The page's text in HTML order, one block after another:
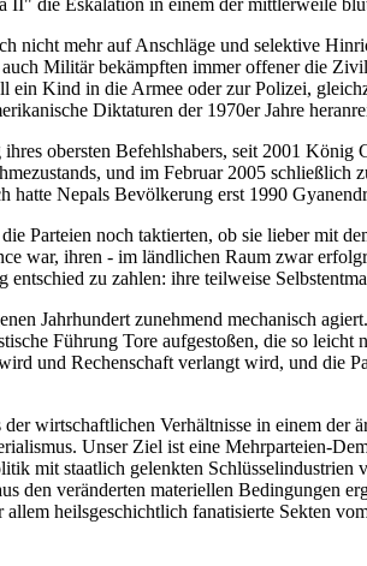
die Eskalation in einem der mittlerweile
nicht mehr auf Anschläge und selektive
Militär bekämpften immer offener die
ein Kind in die Armee oder zur Polizei,
Diktaturen der 1970er Jahre
obersten Befehlshabers, seit 2001
und im Februar 2005
Nepals Bevölkerung erst 1990
Parteien noch taktierten, ob sie lieber mit
war, ihren - im ländlichen Raum zwar
zu zahlen: ihre teilweise
Jahrhundert zunehmend mechanisch
Führung Tore aufgestoßen, die so
und Rechenschaft verlangt wird, und die
wirtschaftlichen Verhältnisse in einem
Unser Ziel ist eine Mehrparteien-
mit staatlich gelenkten
veränderten materiellen Bedingungen
heilsgeschichtlich fanatisierte Sekten